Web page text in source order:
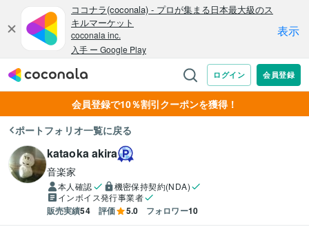
会員登録で10％割引クーポンを獲得！
ポートフォリオ一覧に戻る
kataoka akira
音楽家
本人確認
機密保持契約(NDA)
インボイス発行事業者
販売実績54 評価 5.0 フォロワー10